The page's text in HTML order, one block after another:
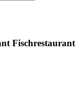
Fischrestaurant